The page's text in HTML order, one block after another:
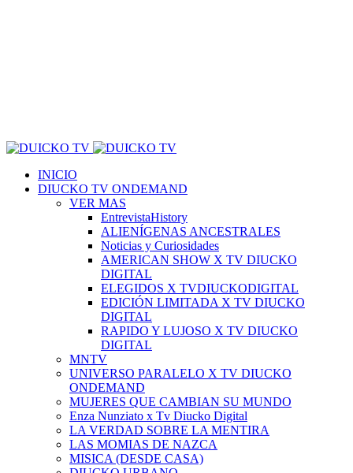
INICIO
DIUCKO TV ONDEMAND
VER MAS
EntrevistaHistory
ALIENÍGENAS ANCESTRALES
Noticias y Curiosidades
AMERICAN SHOW X TV DIUCKO
DIGITAL
ELEGIDOS X TVDIUCKODIGITAL
EDICIÓN LIMITADA X TV DIUCKO
DIGITAL
RAPIDO Y LUJOSO X TV DIUCKO
DIGITAL
MNTV
UNIVERSO PARALELO X TV DIUCKO
ONDEMAND
MUJERES QUE CAMBIAN SU MUNDO
Enza Nunziato x Tv Diucko Digital
LA VERDAD SOBRE LA MENTIRA
LAS MOMIAS DE NAZCA
MISICA (DESDE CASA)